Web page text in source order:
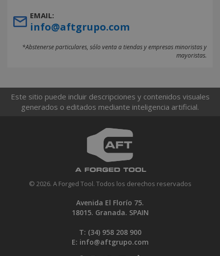
EMAIL:
info@aftgrupo.com
*Abstenerse particulares, sólo venta a tiendas y empresas minoristas y
mayoristas.
Este sitio puede incluir descripciones y contenidos visuales
generados o editados mediante inteligencia artificial.
© 2026. A Forged Tool. Todos los derechos reservados
Avenida El Florío 75.
18015. Granada. SPAIN
T: (34) 958 208 900
E: info@aftgrupo.com